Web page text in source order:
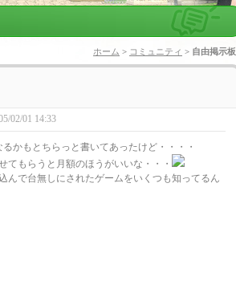
ホーム > コミュニティ > 自由掲示板
02/01 14:33
かもとちらっと書いてあったけど・・・・
てもらうと月額のほうがいいな・・・
んで台無しにされたゲームをいくつも知ってるん